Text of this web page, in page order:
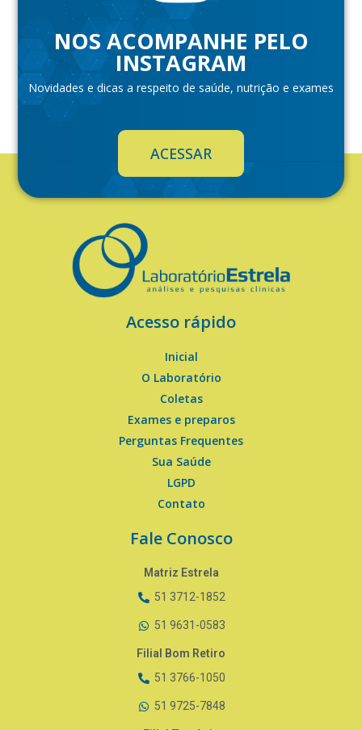
NOS ACOMPANHE PELO
INSTAGRAM
Novidades e dicas a respeito de saúde, nutrição e exames
ACESSAR
Acesso rápido
Inicial
O Laboratório
Coletas
Exames e preparos
Perguntas Frequentes
Sua Saúde
LGPD
Contato
Fale Conosco
Matriz Estrela
51 3712-1852
51 9631-0583
Filial Bom Retiro
51 3766-1050
51 9725-7848